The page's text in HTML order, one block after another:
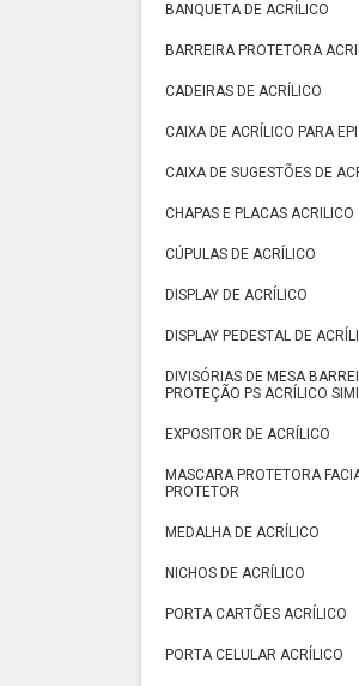
BANQUETA DE ACRÍLICO
BARREIRA PROTETORA
CADEIRAS DE ACRÍLICO
CAIXA DE ACRÍLICO PARA EPI
CAIXA DE SUGESTÕES DE
CHAPAS E PLACAS ACRILICO
CÚPULAS DE ACRÍLICO
DISPLAY DE ACRÍLICO
DISPLAY PEDESTAL DE
DIVISÓRIAS DE MESA
PROTEÇÃO PS ACRÍLICO
EXPOSITOR DE ACRÍLICO
MASCARA PROTETORA
PROTETOR
MEDALHA DE ACRÍLICO
NICHOS DE ACRÍLICO
PORTA CARTÕES ACRÍLICO
PORTA CELULAR ACRÍLICO